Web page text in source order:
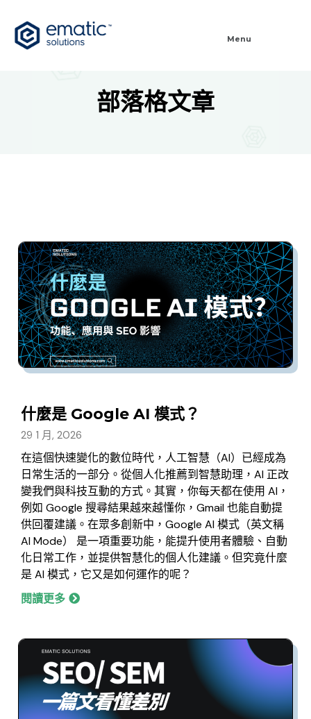
Menu
部落格文章
什麼是 Google AI 模式？
29 1 月, 2026
在這個快速變化的數位時代，人工智慧（AI）已經成為
日常生活的一部分。從個人化推薦到智慧助理，AI 正改
變我們與科技互動的方式。其實，你每天都在使用 AI，
例如 Google 搜尋結果越來越懂你，Gmail 也能自動提
供回覆建議。在眾多創新中，Google AI 模式（英文稱
AI Mode） 是一項重要功能，能提升使用者體驗、自動
化日常工作，並提供智慧化的個人化建議。但究竟什麼
是 AI 模式，它又是如何運作的呢？
閱讀更多